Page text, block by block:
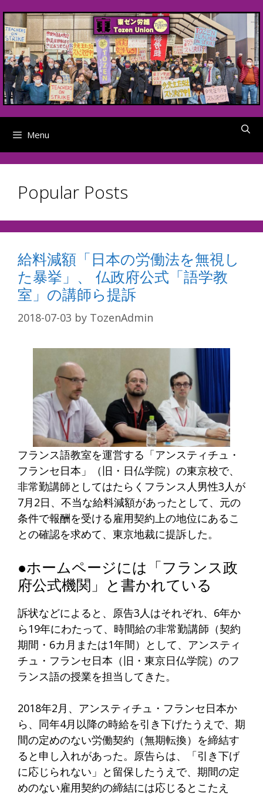
to
content
Menu
Popular Posts
給料減額「日本の労働法を無視し
た暴挙」、 仏政府公式「語学教
室」の講師ら提訴
2018-07-03 by TozenAdmin
フランス語教室を運営する「アンスティチュ・
フランセ日本」（旧・日仏学院）の東京校で、
非常勤講師としてはたらくフランス人男性3人が
7月2日、不当な給料減額があったとして、元の
条件で報酬を受ける雇用契約上の地位にあるこ
との確認を求めて、東京地裁に提訴した。
●ホームページには「フランス政
府公式機関」と書かれている
訴状などによると、原告3人はそれぞれ、6年か
ら19年にわたって、時間給の非常勤講師（契約
期間・6カ月または1年間）として、アンスティ
チュ・フランセ日本（旧・東京日仏学院）のフ
ランス語の授業を担当してきた。
2018年2月、アンスティチュ・フランセ日本か
ら、同年4月以降の時給を引き下げたうえで、期
間の定めのない労働契約（無期転換）を締結す
ると申し入れがあった。原告らは、「引き下げ
に応じられない」と留保したうえで、期間の定
めのない雇用契約の締結には応じるとこたえ